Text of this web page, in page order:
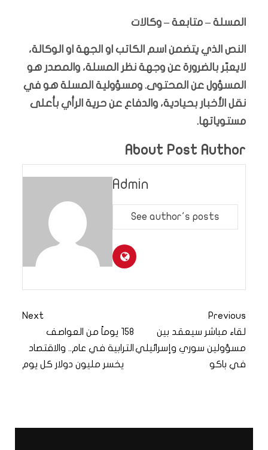
المسلة – متابعة – وكالات
النص الذي يتضمن اسم الكاتب او الجهة او الوكالة،
لايعبّر بالضرورة عن وجهة نظر المسلة، والمصدر هو
المسؤول عن المحتوى. ومسؤولية المسلة هو في
نقل الأخبار بحيادية، والدفاع عن حرية الرأي بأعلى
مستوياتها.
About Post Author
Admin
See author's posts
Previous
لقاء مباشر سيعقد بين
مسؤولين سوري وإسرائيلي
في باكو
Next
158 يوماً من العواصف
الترابية في عام.. والاقتصاد
يخسر مليون دولار كل يوم